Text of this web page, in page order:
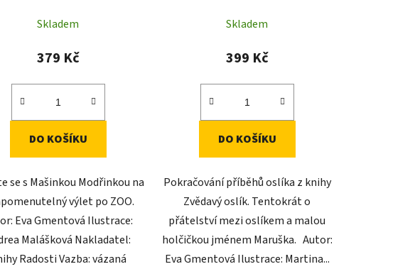
Skladem
379 Kč
DO KOŠÍKU
se s Mašinkou Modřinkou na
výlet po ZOO.
Eva Gmentová Ilustrace:
Malášková Nakladatel:
Radosti Vazba: vázaná
Skladem
399 Kč
DO KOŠÍKU
Pokračování příběhů oslíka z knihy
Zvědavý oslík. Tentokrát o
přátelství mezi oslíkem a malou
holčičkou jménem Maruška. Autor:
Eva Gmentová Ilustrace: Martina...